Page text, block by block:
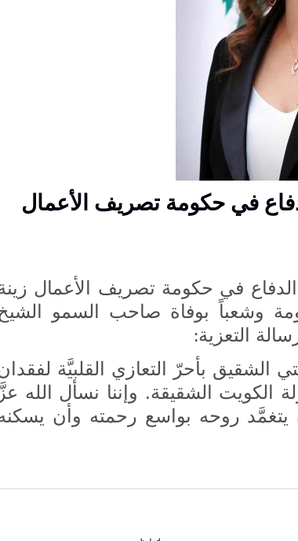
في حكومة تصريف الأعمال
في حكومة تصريف الأعمال
وشعباً بوفاة صاحب السمو
التعزية:
بأحرّ التعازي القلبيَّة
الكويت الشقيقة. وإننا نسأل الله عزَّ
روحه بواسع رحمته وأن